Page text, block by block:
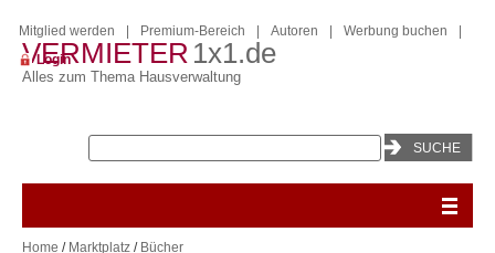
VERMIETER 1x1.de
Alles zum Thema Hausverwaltung
Mitglied werden Premium-Bereich Autoren Werbung buchen
Login
Home / Marktplatz / Bücher